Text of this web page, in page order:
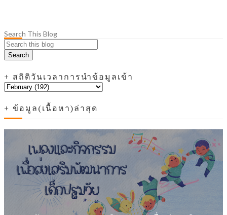
Search This Blog
+ สถิติวันเวลาการนำข้อมูลเข้า
+ ข้อมูล(เนื้อหา)ล่าสุด